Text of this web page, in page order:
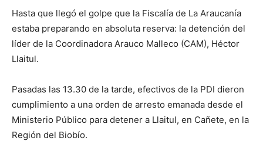
Hasta que llegó el golpe que la Fiscalía de La Araucanía
estaba preparando en absoluta reserva: la detención del
líder de la Coordinadora Arauco Malleco (CAM), Héctor
Llaitul.
Pasadas las 13.30 de la tarde, efectivos de la PDI dieron
cumplimiento a una orden de arresto emanada desde el
Ministerio Público para detener a Llaitul, en Cañete, en la
Región del Biobío.